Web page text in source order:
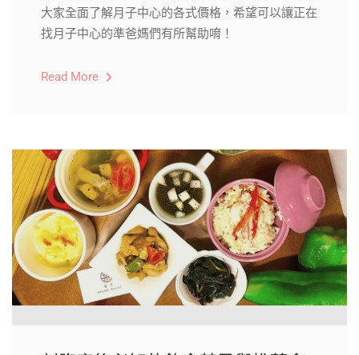
大家全面了解月子中心的各式價格，希望可以讓正在
找月子中心的準爸媽們有所幫助唷！
Read More